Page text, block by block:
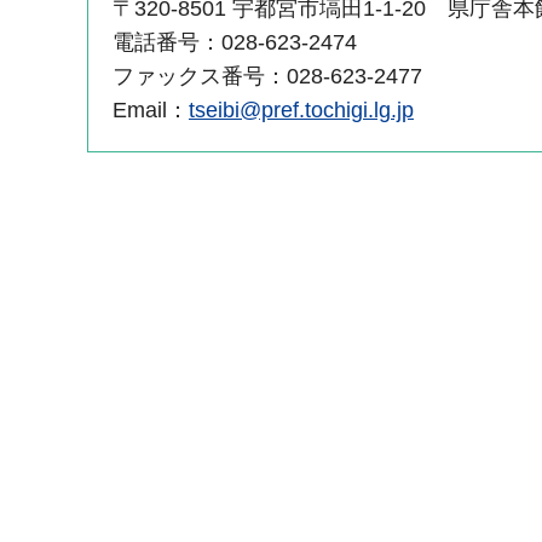
〒320-8501 宇都宮市塙田1-1-20 県庁舎本
電話番号：028-623-2474
ファックス番号：028-623-2477
Email： tseibi@pref.tochigi.lg.jp